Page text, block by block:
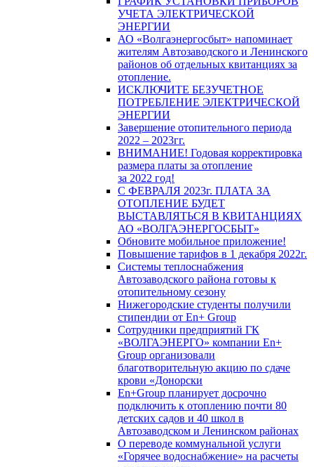
УЧЕТА ЭЛЕКТРИЧЕСКОЙ
ЭНЕРГИИ
АО «Волгаэнергосбыт» напоминает
жителям Автозаводского и Ленинского
районов об отдельных квитанциях за
отопление.
ИСКЛЮЧИТЕ БЕЗУЧЕТНОЕ
ПОТРЕБЛЕНИЕ ЭЛЕКТРИЧЕСКОЙ
ЭНЕРГИИ
Завершение отопительного периода
2022 – 2023гг.
ВНИМАНИЕ! Годовая корректировка
размера платы за отопление
за 2022 год!
С ФЕВРАЛЯ 2023г. ПЛАТА ЗА
ОТОПЛЕНИЕ БУДЕТ
ВЫСТАВЛЯТЬСЯ В КВИТАНЦИЯХ
АО «ВОЛГАЭНЕРГОСБЫТ»
Обновите мобильное приложение!
Повышение тарифов в 1 декабря 2022г.
Системы теплоснабжения
Автозаводского района готовы к
отопительному сезону
Нижегородские студенты получили
стипендии от En+ Group
Сотрудники предприятий ГК
«ВОЛГАЭНЕРГО» компании En+
Group организовали
благотворительную акцию по сдаче
крови «Донорски
En+Group планирует досрочно
подключить к отоплению почти 80
детских садов и 40 школ в
Автозаводском и Ленинском районах
О переводе коммунальной услуги
«Горячее водоснабжение» на расчеты